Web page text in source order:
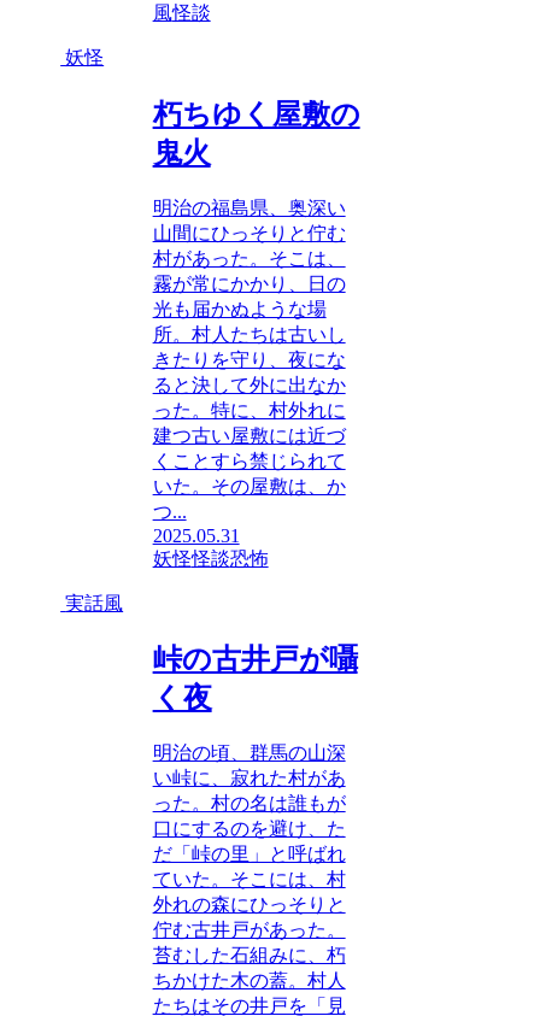
風怪談
妖怪
朽ちゆく屋敷の
鬼火
明治の福島県、奥深い
山間にひっそりと佇む
村があった。そこは、
霧が常にかかり、日の
光も届かぬような場
所。村人たちは古いし
きたりを守り、夜にな
ると決して外に出なか
った。特に、村外れに
建つ古い屋敷には近づ
くことすら禁じられて
いた。その屋敷は、か
つ...
2025.05.31
妖怪怪談恐怖
実話風
峠の古井戸が囁
く夜
明治の頃、群馬の山深
い峠に、寂れた村があ
った。村の名は誰もが
口にするのを避け、た
だ「峠の里」と呼ばれ
ていた。そこには、村
外れの森にひっそりと
佇む古井戸があった。
苔むした石組みに、朽
ちかけた木の蓋。村人
たちはその井戸を「見